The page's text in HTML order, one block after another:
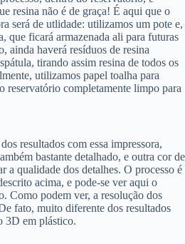
resina não é de graça! É aqui que o
será de utlidade: utilizamos um pote e,
que ficará armazenada ali para futuras
ainda haverá resíduos de resina
tirando assim resina de todos os
utilizamos papel toalha para
reservatório completamente limpo para
resultados com essa impressora,
bastante detalhado, e outra cor de
a qualidade dos detalhes. O processo é
acima, e pode-se ver aqui o
Como podem ver, a resolução dos
fato, muito diferente dos resultados
3D em plástico.